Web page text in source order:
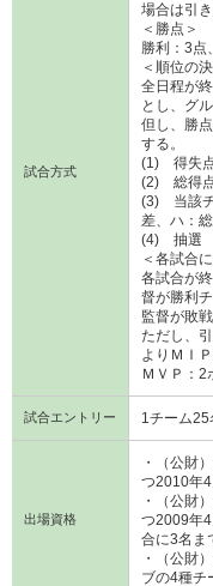
試合方式
場合は引
＜勝点＞
勝利：3点
＜順位の
全日程が
とし、グ
但し、勝
する。
(1) 得失
(2) 総得
(3) 当該チ
差、ハ：総
(4) 抽選
＜各試合
各試合が
督が勝利
監督が敗
ただし、
よりＭＩ
ＭＶＰ：2
試合エントリー 1チーム25
出場資格
・（公財
つ2010年4
・（公財
つ2009年
合に3名ま
・（公財
ブの4種チ